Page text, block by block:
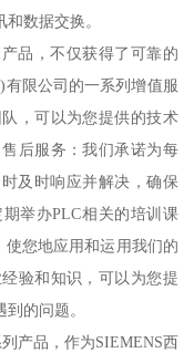
数据交换。
品，不仅获得了可靠的
限公司的一系列增值服
，可以为您提供的技术
后服务：我们承诺为每
及时响应并解决，确保
举办PLC相关的培训课
使您地应用和运用我们的
验和知识，可以为您提
的问题。
品，作为SIEMENS西